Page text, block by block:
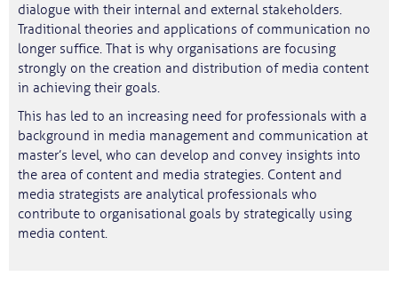
dialogue with their internal and external stakeholders.
Traditional theories and applications of communication no
longer suffice. That is why organisations are focusing
strongly on the creation and distribution of media content
in achieving their goals.
This has led to an increasing need for professionals with a
background in media management and communication at
master’s level, who can develop and convey insights into
the area of content and media strategies. Content and
media strategists are analytical professionals who
contribute to organisational goals by strategically using
media content.